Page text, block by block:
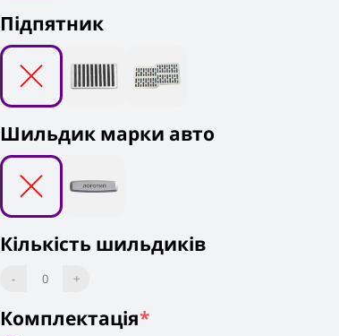
Підпятник
Шильдик марки авто
Кількість шильдиків
- 0 +
Комплектація*